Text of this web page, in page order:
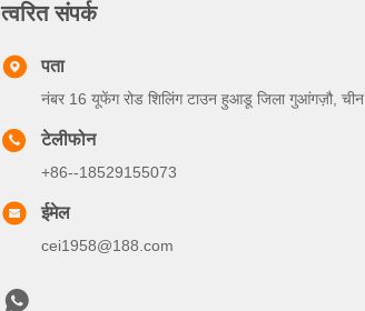
त्वरित संपर्क
पता
नंबर 16 यूफेंग रोड शिलिंग टाउन हुआडू जिला गुआंगज़ौ, चीन
टेलीफोन
+86--18529155073
ईमेल
cei1958@188.com